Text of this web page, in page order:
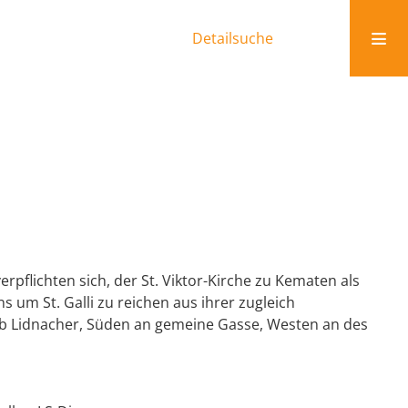
Detailsuche
sich, der St. Viktor-Kirche zu Kematen als
um St. Galli zu reichen aus ihrer zugleich
Süden an gemeine Gasse, Westen an des